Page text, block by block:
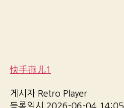
快手燕儿1
게시자 Retro Player
등록일시 2026-06-04 14:05